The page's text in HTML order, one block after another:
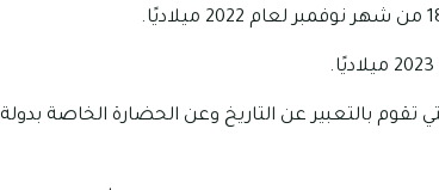
بالتعبير عن التاريخ وعن الحضارة الخاصة بدولة